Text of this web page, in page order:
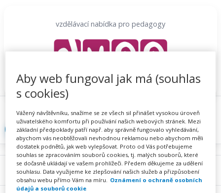
vzdělávací nabídka pro pedagogy
Proč se registrovat Hlídací sojka
Registrace
Přihlásit
Menu
Aby web fungoval jak má (souhlas
s cookies)
Vážený návštěvníku, snažíme se ze všech sil přinášet vysokou úroveň
uživatelského komfortu při používání našich webových stránek. Mezi
základní předpoklady patří např. aby správně fungovalo vyhledávání,
abychom vás neobtěžovali nevhodnou reklamou nebo abychom měli
dostatek podnětů, jak web vylepšovat. Proto od Vás potřebujeme
souhlas se zpracováním souborů cookies, tj. malých souborů, které
se dočasně ukládají ve vašem prohlížeči. Předem děkujeme za udělení
souhlasu. Data využijeme ke zlepšování našich služeb a přizpůsobení
obsahu webu přímo Vám na míru. Oznámení o ochraně osobních
údajů a souborů cookie